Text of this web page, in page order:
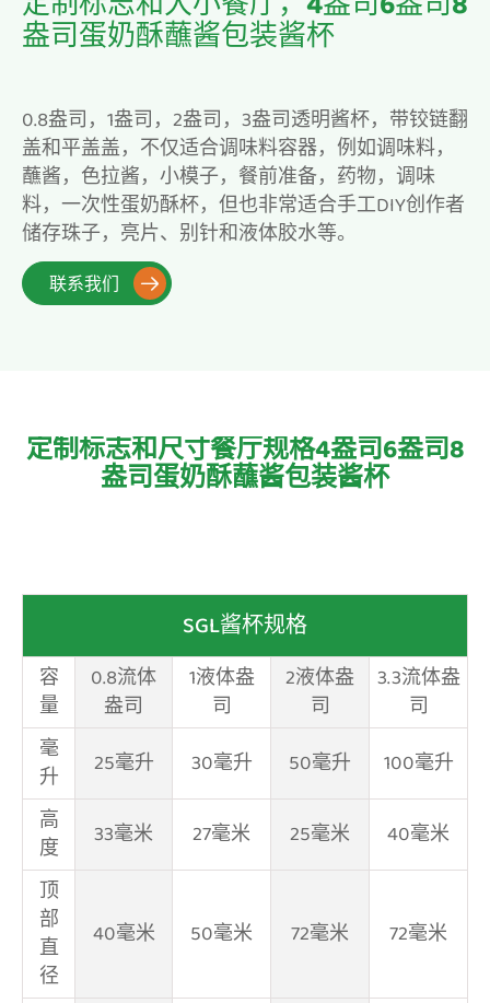
盎司蛋奶酥蘸酱包装酱杯
0.8盎司，1盎司，2盎司，3盎司透明酱杯，带铰链翻
盖和平盖盖，不仅适合调味料容器，例如调味料，
蘸酱，色拉酱，小模子，餐前准备，药物，调味
料，一次性蛋奶酥杯，但也非常适合手工DIY创作者
储存珠子，亮片、别针和液体胶水等。
联系我们 
定制标志和尺寸餐厅规格4盎司6盎司8
盎司蛋奶酥蘸酱包装酱杯
SGL酱杯规格
容
量
0.8流体
盎司
1液体盎
司
2液体盎
司
3.3流体盎
司
毫
升
25毫升 30毫升 50毫升
100毫升
高
度
33毫米 27毫米 25毫米
40毫米
顶
部
直
径
40毫米 50毫米 72毫米 72毫米